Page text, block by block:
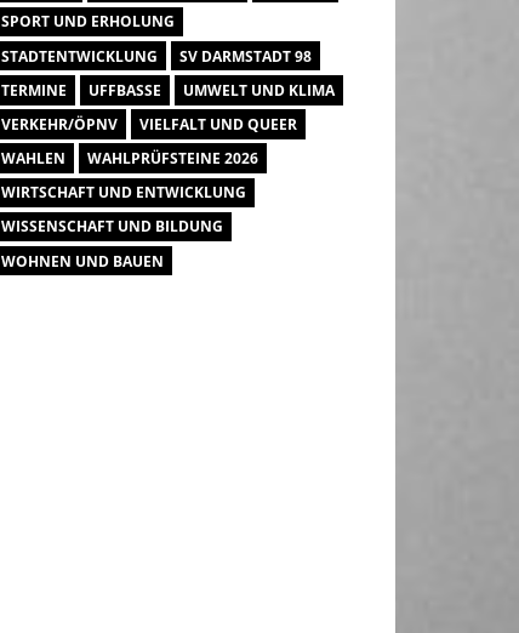
SPORT UND ERHOLUNG
STADTENTWICKLUNG
SV DARMSTADT 98
TERMINE
UFFBASSE
UMWELT UND KLIMA
VERKEHR/ÖPNV
VIELFALT UND QUEER
WAHLEN
WAHLPRÜFSTEINE 2026
WIRTSCHAFT UND ENTWICKLUNG
WISSENSCHAFT UND BILDUNG
WOHNEN UND BAUEN